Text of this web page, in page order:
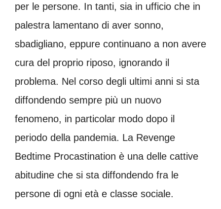
per le persone. In tanti, sia in ufficio che in
palestra lamentano di aver sonno,
sbadigliano, eppure continuano a non avere
cura del proprio riposo, ignorando il
problema. Nel corso degli ultimi anni si sta
diffondendo sempre più un nuovo
fenomeno, in particolar modo dopo il
periodo della pandemia. La Revenge
Bedtime Procastination è una delle cattive
abitudine che si sta diffondendo fra le
persone di ogni età e classe sociale.